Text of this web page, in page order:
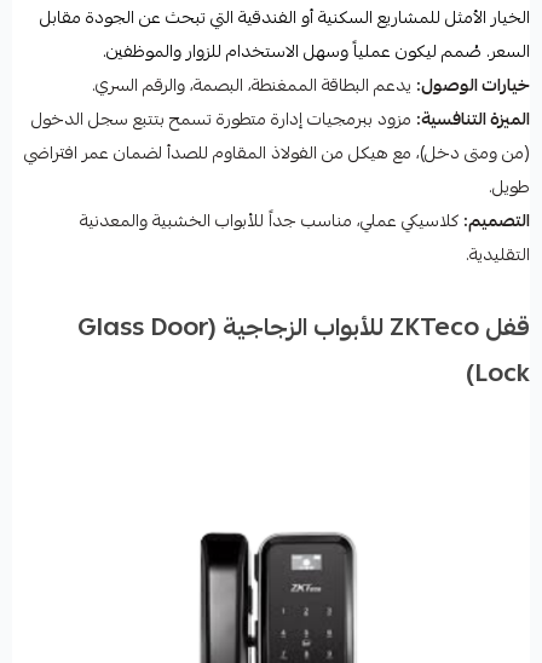
الخيار الأمثل للمشاريع السكنية أو الفندقية التي تبحث عن الجودة مقابل
السعر. صُمم ليكون عملياً وسهل الاستخدام للزوار والموظفين.
خيارات الوصول: يدعم البطاقة الممغنطة، البصمة، والرقم السري.
الميزة التنافسية: مزود ببرمجيات إدارة متطورة تسمح بتتبع سجل الدخول
(من ومتى دخل)، مع هيكل من الفولاذ المقاوم للصدأ لضمان عمر افتراضي
طويل.
التصميم:كلاسيكي عملي، مناسب جداً للأبواب الخشبية والمعدنية
التقليدية.
قفل ZKTeco للأبواب الزجاجية (Glass Door
Lock)